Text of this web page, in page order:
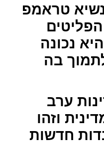
טראמפ
נכונה
בה
ערב
וזהו
חדשות